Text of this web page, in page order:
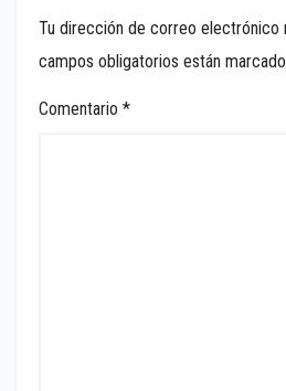
Tu dirección de correo electrónico
campos obligatorios están
Comentario *